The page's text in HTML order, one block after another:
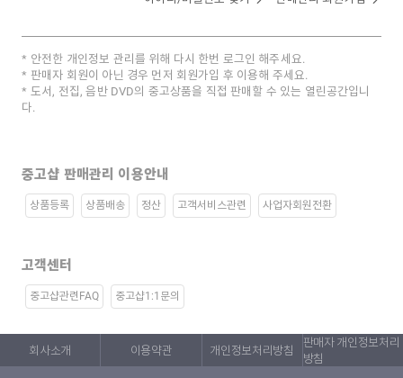
안전한 개인정보 관리를 위해 다시 한번 로그인 해주세요.
판매자 회원이 아닌 경우 먼저 회원가입 후 이용해 주세요.
도서, 전집, 음반 DVD의 중고상품을 직접 판매할 수 있는 열린공간입니
다.
중고샵 판매관리 이용안내
상품등록 상품배송 정산 고객서비스관련 사업자회원전환
고객센터
중고샵관련FAQ 중고샵1:1문의
회사소개 이용약관 개인정보처리방침
판매자 개인정보처리
방침